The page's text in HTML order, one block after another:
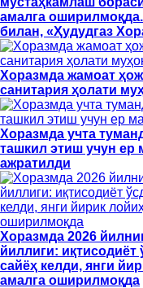
амалга
билан, «Ҳудудгаз
Хоразмда жамоат
санитария ҳолати
Хоразмда учта
ташкил этиш учун ер
ажратилди
Хоразмда 2026
йиллиги: иқтисодиёт
сайёҳ келди, янги
амалга оширилмоқда